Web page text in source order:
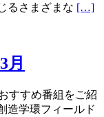
るさまざまな […]
月
すすめ番組をご紹
学環フィールド